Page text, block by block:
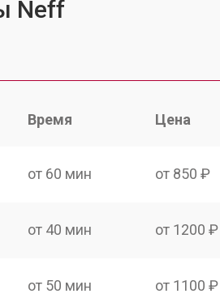
Neff
Время Цена
от 60 мин от 850 ₽
от 40 мин от 1200 ₽
от 50 мин от 1100 ₽